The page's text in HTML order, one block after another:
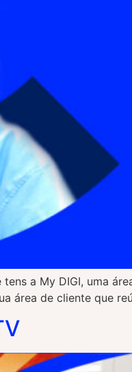
a My DIGI, uma
área de cliente que